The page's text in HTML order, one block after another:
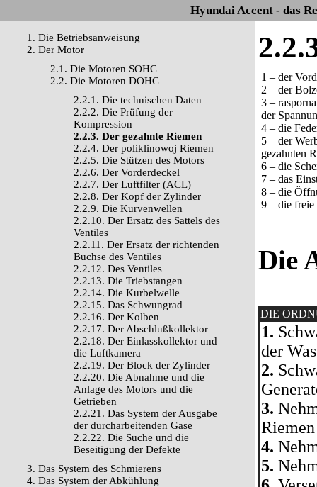
Hyundai Accent - das
1. Die Betriebsanweisung
2. Der Motor
2.1. Die Motoren SOHC
2.2. Die Motoren DOHC
2.2.1. Die technischen Daten
2.2.2. Die Prüfung der
Kompression
2.2.3. Der gezahnte Riemen
2.2.4. Der poliklinowoj Riemen
2.2.5. Die Stützen des Motors
2.2.6. Der Vorderdeckel
2.2.7. Der Luftfilter (ACL)
2.2.8. Der Kopf der Zylinder
2.2.9. Die Kurvenwellen
2.2.10. Der Ersatz des Sattels des
Ventiles
2.2.11. Der Ersatz der richtenden
Buchse des Ventiles
2.2.12. Des Ventiles
2.2.13. Die Triebstangen
2.2.14. Die Kurbelwelle
2.2.15. Das Schwungrad
2.2.16. Der Kolben
2.2.17. Der Abschlußkollektor
2.2.18. Der Einlasskollektor und
die Luftkamera
2.2.19. Der Block der Zylinder
2.2.20. Die Abnahme und die
Anlage des Motors und die
Getrieben
2.2.21. Das System der Ausgabe
der durcharbeitenden Gase
2.2.22. Die Suche und die
Beseitigung der Defekte
3. Das System des Schmierens
4. Das System der Abkühlung
1 – der
2 – der
3 –
der
4 – die
5 – der
gezahnten
6 – die
7 – das
8 – die
9 – die freie
Die
DIE
1.
der
2.
3.
4.
5.